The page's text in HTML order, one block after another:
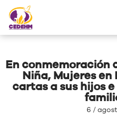
En conmemoración
Niña, Mujeres
cartas a sus hijos
6 /